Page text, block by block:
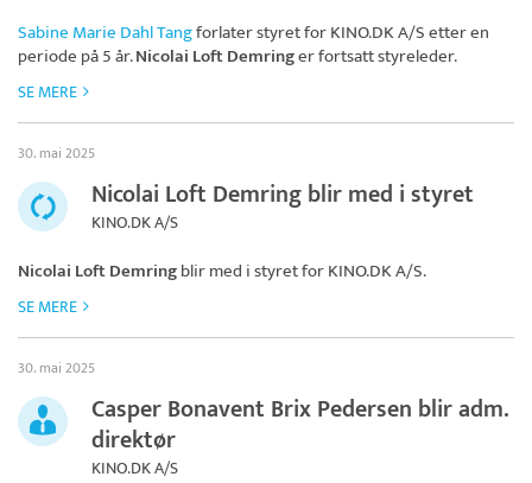
Sabine Marie Dahl Tangforlater styret forKINO.DK A/Setter en
periode på 5 år.Nicolai Loft Demringer fortsatt styreleder.
SE MERE
30. mai 2025
Nicolai Loft Demring blir med i styret
KINO.DK A/S
Nicolai Loft Demringblir med i styret forKINO.DK A/S.
SE MERE
30. mai 2025
Casper Bonavent Brix Pedersen blir adm.
direktør
KINO.DK A/S